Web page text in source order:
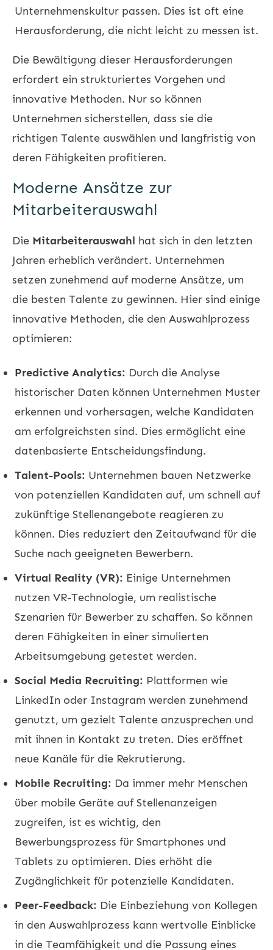
Unternehmenskultur passen. Dies ist oft eine
Herausforderung, die nicht leicht zu messen ist.
Die Bewältigung dieser Herausforderungen
erfordert ein strukturiertes Vorgehen und
innovative Methoden. Nur so können
Unternehmen sicherstellen, dass sie die
richtigen Talente auswählen und langfristig von
deren Fähigkeiten profitieren.
Moderne Ansätze zur
Mitarbeiterauswahl
Die Mitarbeiterauswahl hat sich in den letzten
Jahren erheblich verändert. Unternehmen
setzen zunehmend auf moderne Ansätze, um
die besten Talente zu gewinnen. Hier sind einige
innovative Methoden, die den Auswahlprozess
optimieren:
Predictive Analytics: Durch die Analyse
historischer Daten können Unternehmen Muster
erkennen und vorhersagen, welche Kandidaten
am erfolgreichsten sind. Dies ermöglicht eine
datenbasierte Entscheidungsfindung.
Talent-Pools: Unternehmen bauen Netzwerke
von potenziellen Kandidaten auf, um schnell auf
zukünftige Stellenangebote reagieren zu
können. Dies reduziert den Zeitaufwand für die
Suche nach geeigneten Bewerbern.
Virtual Reality (VR): Einige Unternehmen
nutzen VR-Technologie, um realistische
Szenarien für Bewerber zu schaffen. So können
deren Fähigkeiten in einer simulierten
Arbeitsumgebung getestet werden.
Social Media Recruiting: Plattformen wie
LinkedIn oder Instagram werden zunehmend
genutzt, um gezielt Talente anzusprechen und
mit ihnen in Kontakt zu treten. Dies eröffnet
neue Kanäle für die Rekrutierung.
Mobile Recruiting: Da immer mehr Menschen
über mobile Geräte auf Stellenanzeigen
zugreifen, ist es wichtig, den
Bewerbungsprozess für Smartphones und
Tablets zu optimieren. Dies erhöht die
Zugänglichkeit für potenzielle Kandidaten.
Peer-Feedback: Die Einbeziehung von Kollegen
in den Auswahlprozess kann wertvolle Einblicke
in die Teamfähigkeit und die Passung eines